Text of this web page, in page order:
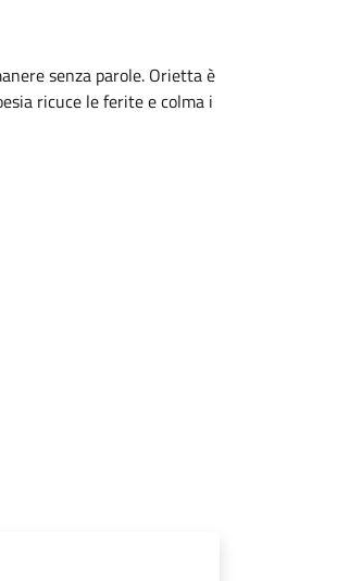
senza parole. Orietta è
ricuce le ferite e colma i